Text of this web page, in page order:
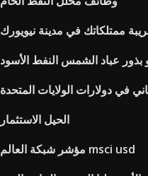
ممتلكاتك في مدينة نيويورك
بذور عباد الشمس النفط الأسود
في دولارات الولايات المتحدة
الحيل الاستثمار
مؤشر شبكة العالم msci usd